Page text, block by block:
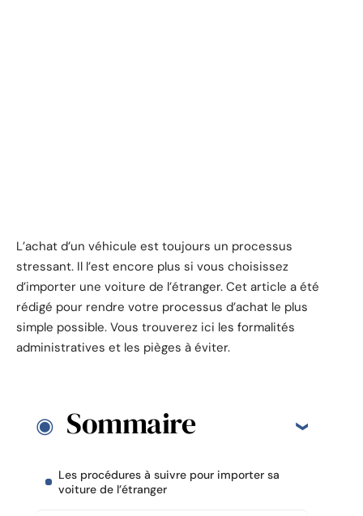
L’achat d’un véhicule est toujours un processus
stressant. Il l’est encore plus si vous choisissez
d’importer une voiture de l’étranger. Cet article a été
rédigé pour rendre votre processus d’achat le plus
simple possible. Vous trouverez ici les formalités
administratives et les pièges à éviter.
Sommaire
Les procédures à suivre pour importer sa
voiture de l’étranger